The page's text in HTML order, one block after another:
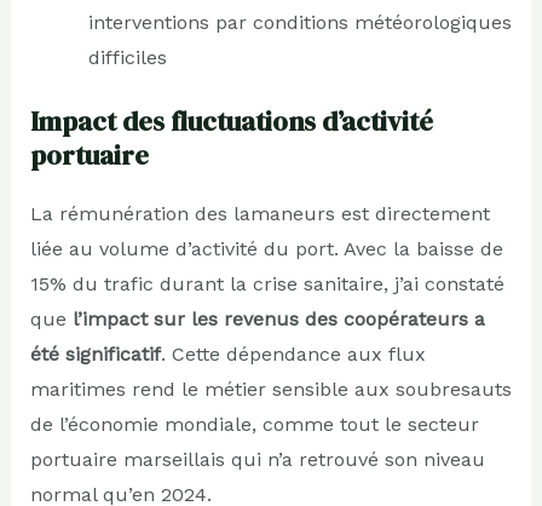
interventions par conditions météorologiques
difficiles
Impact des fluctuations d’activité
portuaire
La rémunération des lamaneurs est directement
liée au volume d’activité du port. Avec la baisse de
15% du trafic durant la crise sanitaire, j’ai constaté
que l’impact sur les revenus des coopérateurs a
été significatif. Cette dépendance aux flux
maritimes rend le métier sensible aux soubresauts
de l’économie mondiale, comme tout le secteur
portuaire marseillais qui n’a retrouvé son niveau
normal qu’en 2024.